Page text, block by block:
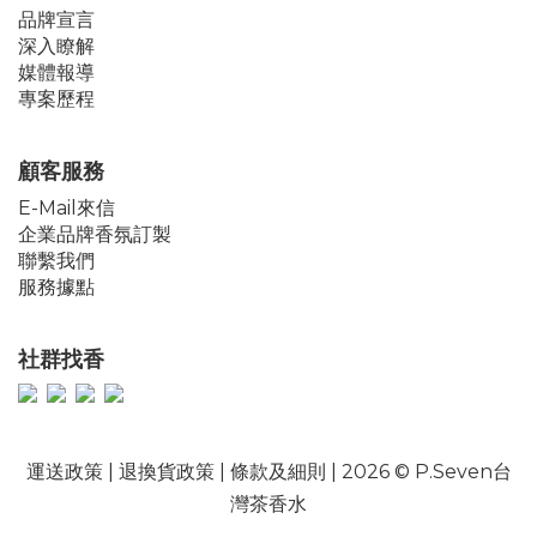
品牌宣言
深入瞭解
媒體報導
專案歷程
顧客服務
E-Mail來信
企業品牌香氛訂製
聯繫我們
服務據點
社群找香
運送政策| 退換貨政策| 條款及細則
| 2026 © P.Seven台
灣茶香水